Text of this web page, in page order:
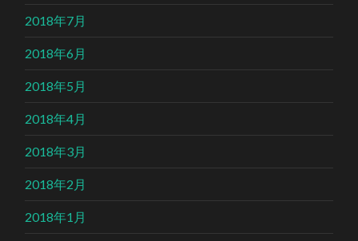
2018年7月
2018年6月
2018年5月
2018年4月
2018年3月
2018年2月
2018年1月